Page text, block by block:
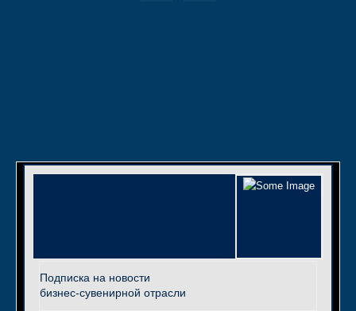
Подписка на новости
бизнес-сувенирной отрасли